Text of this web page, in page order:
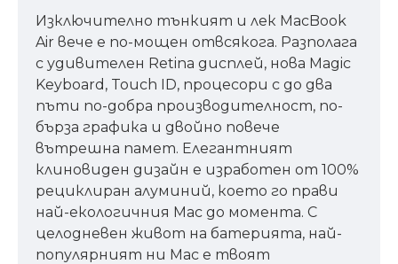
Изключително тънкият и лек MacBook
Air вече е по-мощен отвсякога. Разполага
с удивителен Retina дисплей, нова Magic
Keyboard, Touch ID, процесори с до два
пъти по-добра производителност, по-
бърза графика и двойно повече
вътрешна памет. Елегантният
клиновиден дизайн е изработен от 100%
рециклиран алуминий, което го прави
най-екологичния Mac до момента. С
целодневен живот на батерията, най-
популярният ни Mac е твоят